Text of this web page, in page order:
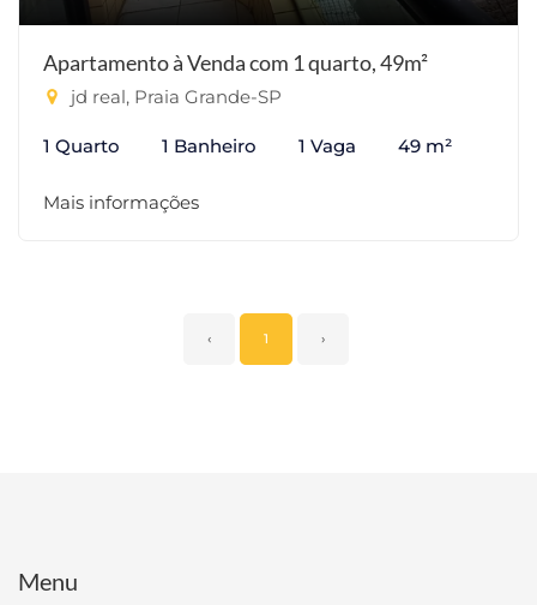
Apartamento à Venda com 1 quarto, 49m²
jd real, Praia Grande-SP
1 Quarto 1 Banheiro 1 Vaga 49 m²
Mais informações
‹ 1 ›
Menu